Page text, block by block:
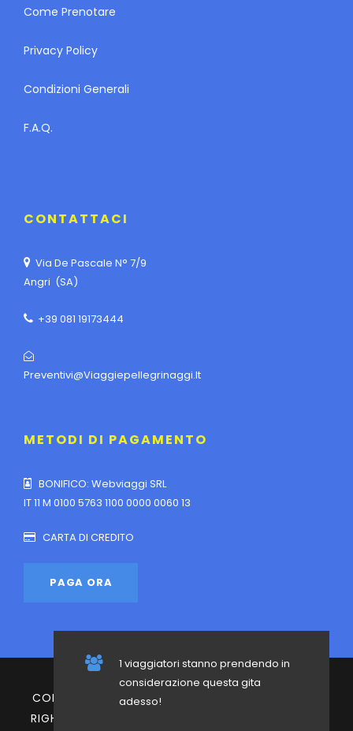
1 viaggiatori stanno prendendo in
considerazione questa gita
adesso!
Come Prenotare
Privacy Policy
Condizioni Generali
F.A.Q.
CONTATTACI
Via De Pascale N° 7/9
Angri (SA)
+39 081 19173444
Preventivi@viaggiepellegrinaggi.it
METODI DI PAGAMENTO
BONIFICO: Webviaggi SRL
IT 11 M 0100 5763 1100 0000 0060 13
CARTA DI CREDITO
COPYRIGHT 2023 | VIAGGI E PELLEGRINAGGI | ALL
RIGHT RESERVED | POWERED BY